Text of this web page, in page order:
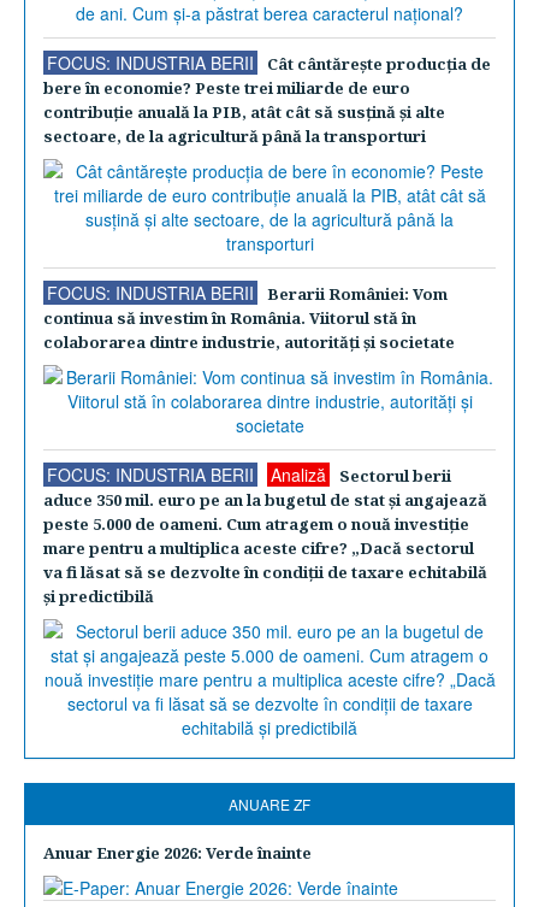
FOCUS: INDUSTRIA BERII
Cât cântăreşte producţia de
bere în economie? Peste trei miliarde de euro
contribuţie anuală la PIB, atât cât să susţină şi alte
sectoare, de la agricultură până la transporturi
FOCUS: INDUSTRIA BERII
Berarii României: Vom
continua să investim în România. Viitorul stă în
colaborarea dintre industrie, autorităţi şi societate
FOCUS: INDUSTRIA BERII Analiză
Sectorul berii
aduce 350 mil. euro pe an la bugetul de stat şi angajează
peste 5.000 de oameni. Cum atragem o nouă investiţie
mare pentru a multiplica aceste cifre? „Dacă sectorul
va fi lăsat să se dezvolte în condiţii de taxare echitabilă
şi predictibilă
ANUARE ZF
Anuar Energie 2026: Verde înainte